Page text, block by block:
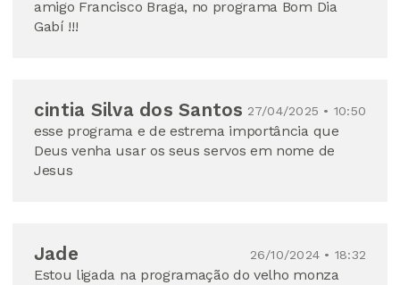
amigo Francisco Braga, no programa Bom Dia
Gabí !!!
cintia Silva dos Santos 27/04/2025 • 10:50
esse programa e de estrema importância que
Deus venha usar os seus servos em nome de
Jesus
Jade 26/10/2024 • 18:32
Estou ligada na programação do velho monza